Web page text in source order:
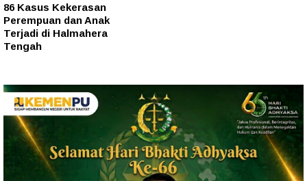
86 Kasus Kekerasan
Perempuan dan Anak
Terjadi di Halmahera
Tengah